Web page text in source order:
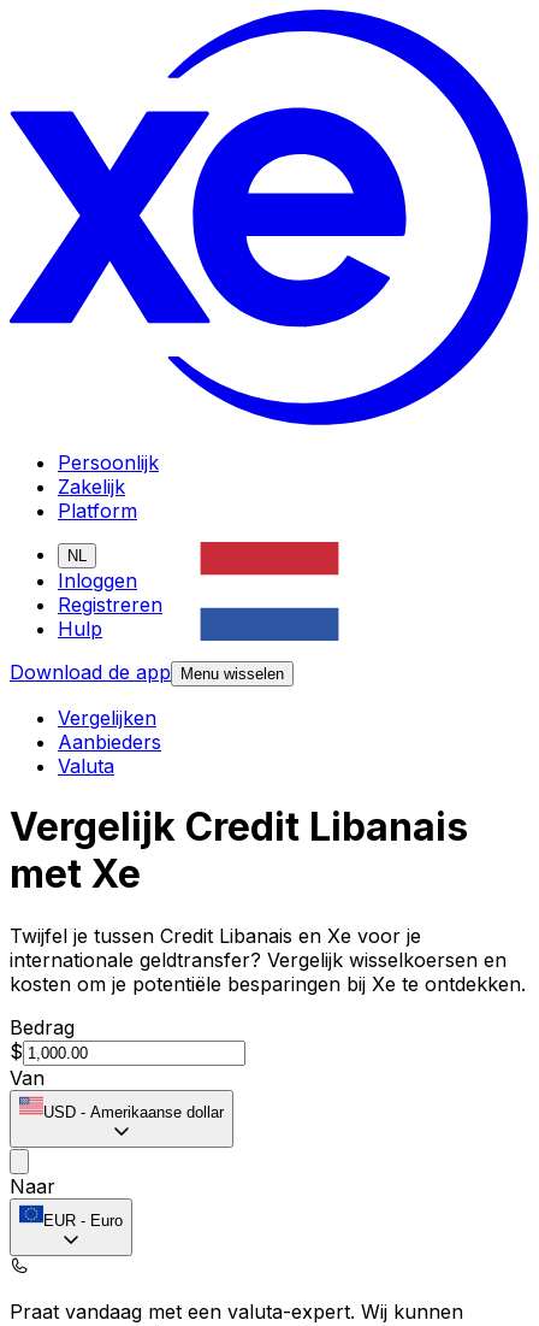
Persoonlijk
Zakelijk
Platform
NL
Inloggen
Registreren
Hulp
Download de app
Menu wisselen
Vergelijken
Aanbieders
Valuta
Vergelijk Credit Libanais
met Xe
Twijfel je tussen Credit Libanais en Xe voor je
internationale geldtransfer? Vergelijk wisselkoersen en
kosten om je potentiële besparingen bij Xe te ontdekken.
Bedrag
$
Van
USD - Amerikaanse dollar
Naar
EUR - Euro
Praat vandaag met een valuta-expert. Wij kunnen